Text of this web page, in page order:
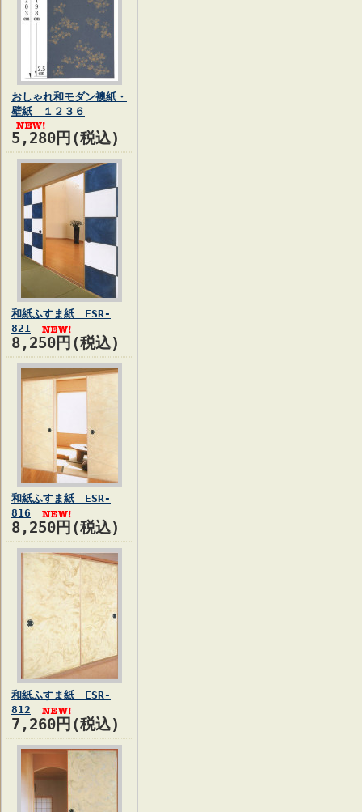
おしゃれ和モダン襖紙・
壁紙 １２３６
5,280円(税込)
和紙ふすま紙 ESR-
821
8,250円(税込)
和紙ふすま紙 ESR-
816
8,250円(税込)
和紙ふすま紙 ESR-
812
7,260円(税込)